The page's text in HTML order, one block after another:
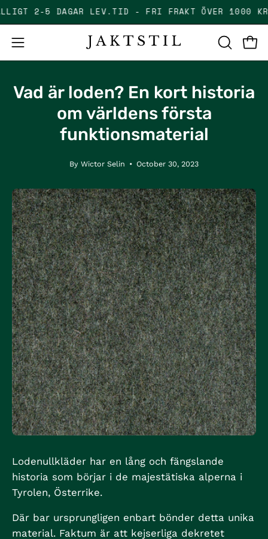
Skip
to
content
2-5 DAGAR LEV.TID - FRI FRAKT ÖVER
Open
navigation
OPEN
SEARCH
Vad är loden? En kort historia
om världens första
funktionsmaterial
By Wictor Selin October 30, 2023
Lodenullkläder har en lång och fängslande
historia som börjar i de majestätiska alperna i
Tyrolen, Österrike.
Där bar ursprungligen enbart bönder detta unika
material. Faktum är att kejserliga dekretet